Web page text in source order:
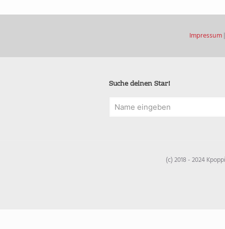
Impressum
Suche deinen Star!
(c) 2018 - 2024